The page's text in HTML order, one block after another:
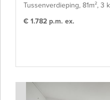
Tussenverdieping, 81m², 3
€ 1.782 p.m. ex.